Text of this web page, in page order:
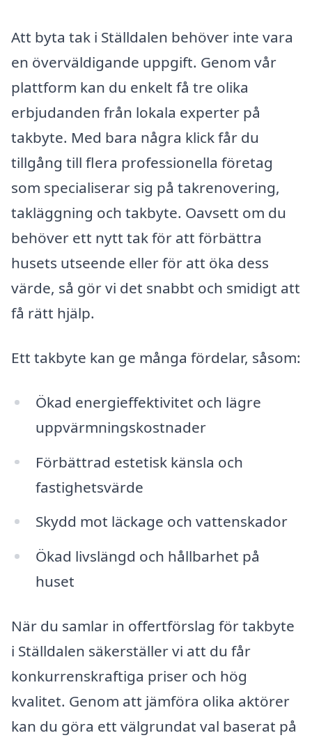
Att byta tak i Ställdalen behöver inte vara
en överväldigande uppgift. Genom vår
plattform kan du enkelt få tre olika
erbjudanden från lokala experter på
takbyte. Med bara några klick får du
tillgång till flera professionella företag
som specialiserar sig på takrenovering,
takläggning och takbyte. Oavsett om du
behöver ett nytt tak för att förbättra
husets utseende eller för att öka dess
värde, så gör vi det snabbt och smidigt att
få rätt hjälp.
Ett takbyte kan ge många fördelar, såsom:
Ökad energieffektivitet och lägre
uppvärmningskostnader
Förbättrad estetisk känsla och
fastighetsvärde
Skydd mot läckage och vattenskador
Ökad livslängd och hållbarhet på
huset
När du samlar in offertförslag för takbyte
i Ställdalen säkerställer vi att du får
konkurrenskraftiga priser och hög
kvalitet. Genom att jämföra olika aktörer
kan du göra ett välgrundat val baserat på